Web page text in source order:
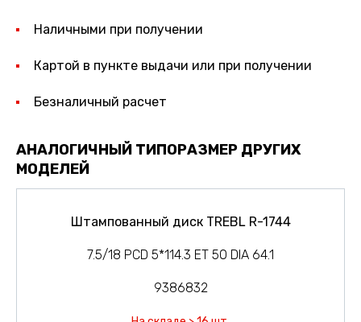
Наличными при получении
Картой в пункте выдачи или при получении
Безналичный расчет
АНАЛОГИЧНЫЙ ТИПОРАЗМЕР ДРУГИХ
МОДЕЛЕЙ
Штампованный диск TREBL R-1744
7.5/18 PCD 5*114.3 ET 50 DIA 64.1
9386832